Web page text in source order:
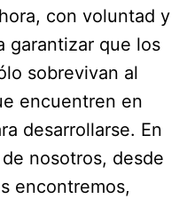
con voluntad y
garantizar que los
sobrevivan al
encuentren en
desarrollarse. En
nosotros, desde
encontremos,